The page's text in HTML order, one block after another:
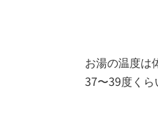
お湯の温度は
37〜39度く